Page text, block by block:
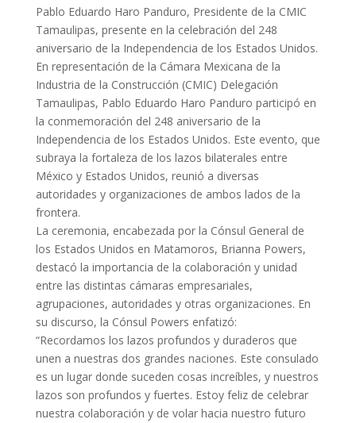
Pablo Eduardo Haro Panduro, Presidente de la CMIC
Tamaulipas, presente en la celebración del 248
aniversario de la Independencia de los Estados Unidos.
En representación de la Cámara Mexicana de la
Industria de la Construcción (CMIC) Delegación
Tamaulipas, Pablo Eduardo Haro Panduro participó en
la conmemoración del 248 aniversario de la
Independencia de los Estados Unidos. Este evento, que
subraya la fortaleza de los lazos bilaterales entre
México y Estados Unidos, reunió a diversas
autoridades y organizaciones de ambos lados de la
frontera.
La ceremonia, encabezada por la Cónsul General de
los Estados Unidos en Matamoros, Brianna Powers,
destacó la importancia de la colaboración y unidad
entre las distintas cámaras empresariales,
agrupaciones, autoridades y otras organizaciones. En
su discurso, la Cónsul Powers enfatizó:
“Recordamos los lazos profundos y duraderos que
unen a nuestras dos grandes naciones. Este consulado
es un lugar donde suceden cosas increíbles, y nuestros
lazos son profundos y fuertes. Estoy feliz de celebrar
nuestra colaboración y de volar hacia nuestro futuro